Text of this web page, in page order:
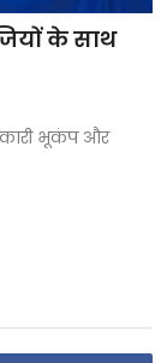
के साथ
भूकंप और